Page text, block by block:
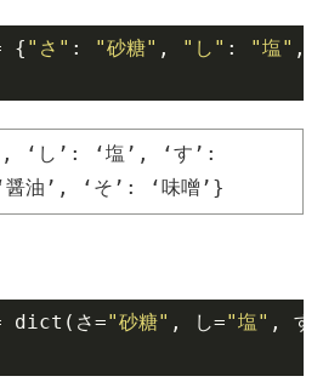
{ "さ" : "砂糖" , "し" : "塩" ,
‘し’: ‘塩’, ‘す’:
油’, ‘そ’: ‘味噌’}
dict(さ="砂糖" , し="塩" , す